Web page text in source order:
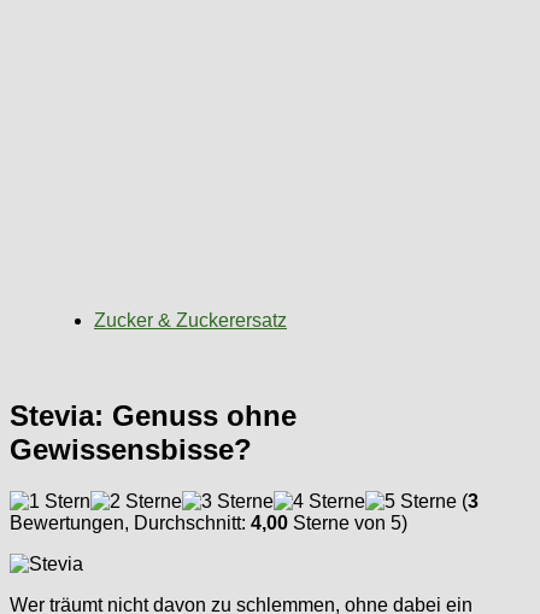
Zucker & Zuckerersatz
Stevia: Genuss ohne
Gewissensbisse?
(3
Bewertungen, Durchschnitt: 4,00 Sterne von 5)
Wer träumt nicht davon zu schlemmen, ohne dabei ein